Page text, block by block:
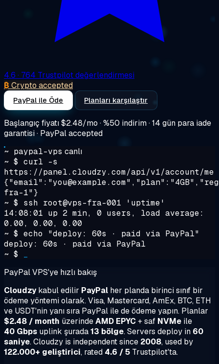
4.6 · 764 Trustpilot değerlendirmesi
₿ Crypto accepted
PayPal ile Öde Planları karşılaştır
Başlangıç fiyatı$2.48/mo · %50 indirim · 14 gün para iade
garantisi · PayPal accepted
~ paypal-vps canlı
~ $ curl -s
https://panel.cloudzy.com/api/v1/account/me
fra-1"}
~ $
ssh root@vps-fra-001 'uptime'
14:08:01 up 2 min, 0 users, load average:
0.00, 0.00, 0.00
~ $ echo "deploy: 60s · paid via PayPal"
deploy: 60s · paid via PayPal
~ $
PayPal VPS'ye hızlı bakış
Cloudzykabul edilir PayPal her planda birinci sınıf bir
ödeme yöntemi olarak. Visa, Mastercard, AmEx, BTC, ETH
ve USDT'nin yanı sıra PayPal ile de ödeme yapın. Planlar
$2.48 / month üzerindeAMD EPYC+ saf NVMe ile
40 Gbps uplink şurada13 bölge. Servers deploy in 60
saniye. Cloudzy is independent since 2008, used by
122.000+ geliştirici, rated 4.6 / 5 Trustpilot'ta.